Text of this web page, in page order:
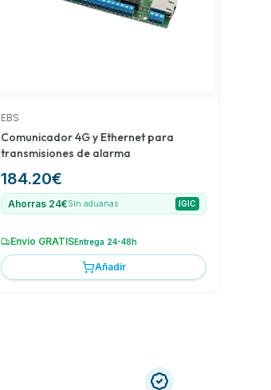
EBS
Comunicador 4G y Ethernet para
transmisiones de alarma
184.20€
Ahorras 24€Sin aduanas IGIC
Envío GRATISEntrega 24-48h
Añadir